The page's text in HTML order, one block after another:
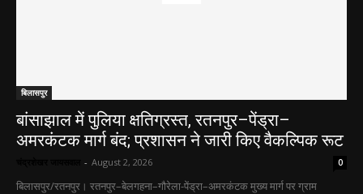
बिलासपुर
बांसाझाल में पुलिया क्षतिग्रस्त, रतनपुर–पेंड्रा–
अमरकंटक मार्ग बंद; प्रशासन ने जारी किए वैकल्पिक रूट
- August 2, 2026 0
बिलासपुर/रतनपुर। रतनपुर–बेलगहना–गौरेला-पेंड्रा–अमरकंटक मुख्य मार्ग पर ग्राम